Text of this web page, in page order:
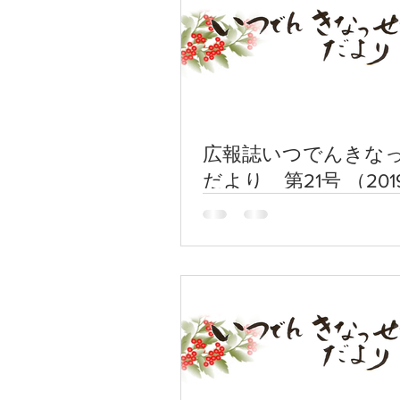
広報誌いつでんきな
だより 第21号 （
月)